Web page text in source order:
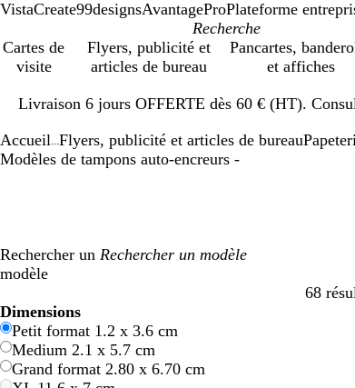
VistaCreate99designsAvantageProPlateforme
Cartes de
visite
Flyers, publicité et
articles de bureau
Pancartes,
et affiches
Livraison 6 jours OFFERTE dès 60 € (HT).
1
Accueil Flyers, publicité et articles de bureau
Modèles de tampons auto-encreurs -
Rechercher un
modèle
68
Dimensions
Petit format 1.2 x 3.6 cm
Medium 2.1 x 5.7 cm
Grand format 2.80 x 6.70 cm